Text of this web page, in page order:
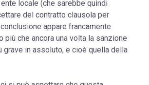
locale (che sarebbe quindi
del contratto clausola per
appare francamente
più che ancora una volta la sanzione
grave in assoluto, e cioè quella della